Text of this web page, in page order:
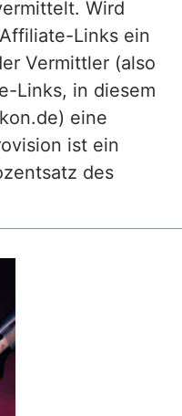
Wird
Links ein
Vermittler (also
Links, in diesem
eine
ist ein
des